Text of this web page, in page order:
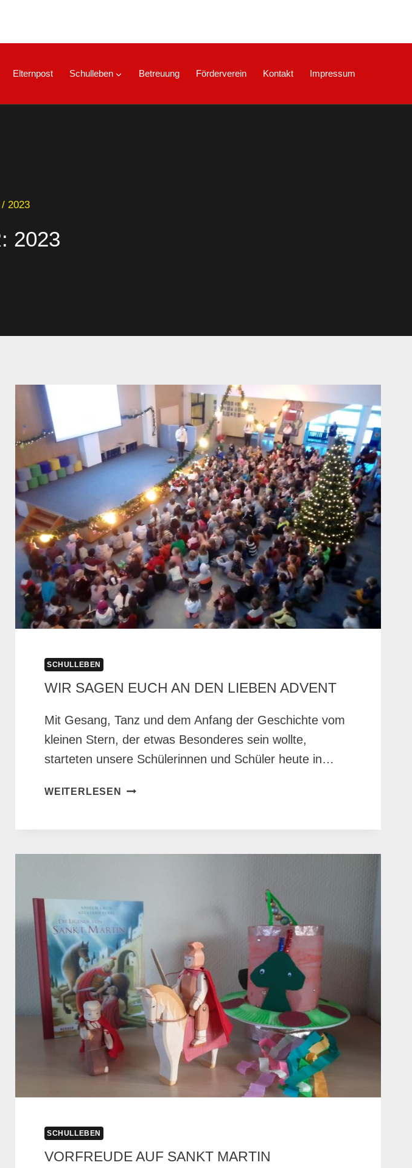
Elternpost Schulleben Betreuung Förderverein Kontakt Impressum
/ 2023
2023
SCHULLEBEN
WIR SAGEN EUCH AN DEN LIEBEN ADVENT
Mit Gesang, Tanz und dem Anfang der Geschichte vom
kleinen Stern, der etwas Besonderes sein wollte,
starteten unsere Schülerinnen und Schüler heute in…
WEITERLESEN
WIR
SCHULLEBEN
VORFREUDE AUF SANKT MARTIN